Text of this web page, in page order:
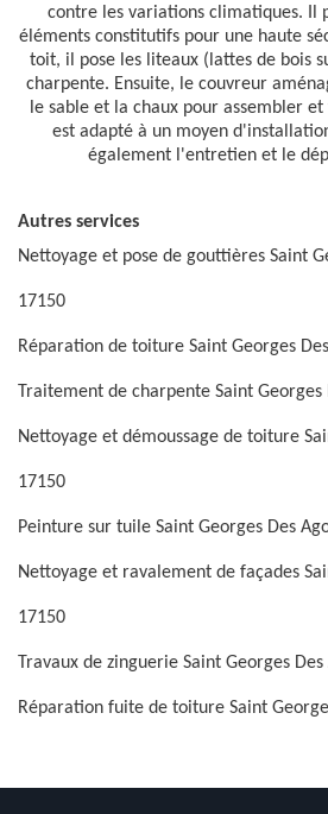
contre les variations climatiques. Il
éléments constitutifs pour une haute
toit, il pose les liteaux (lattes de bois
charpente. Ensuite, le couvreur
le sable et la chaux pour assembler
est adapté à un moyen
également l'entretien et le
Autres services
Nettoyage et pose de gouttières Saint
17150
Réparation de toiture Saint Georges
Traitement de charpente Saint
Nettoyage et démoussage de toiture
17150
Peinture sur tuile Saint Georges Des
Nettoyage et ravalement de façades
17150
Travaux de zinguerie Saint Georges
Réparation fuite de toiture Saint